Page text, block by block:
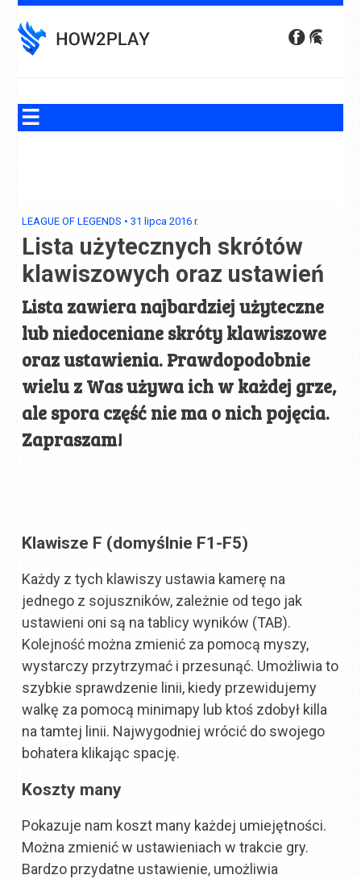
to
content
LEAGUE OF LEGENDS •31 lipca 2016 r.
Lista użytecznych skrótów
klawiszowych oraz ustawień
Lista zawiera najbardziej użyteczne
lub niedoceniane skróty klawiszowe
oraz ustawienia. Prawdopodobnie
wielu z Was używa ich w każdej grze,
ale spora część nie ma o nich pojęcia.
Zapraszam!
Klawisze F (domyślnie F1-F5)
Każdy z tych klawiszy ustawia kamerę na
jednego z sojuszników, zależnie od tego jak
ustawieni oni są na tablicy wyników (TAB).
Kolejność można zmienić za pomocą myszy,
wystarczy przytrzymać i przesunąć. Umożliwia to
szybkie sprawdzenie linii, kiedy przewidujemy
walkę za pomocą minimapy lub ktoś zdobył killa
na tamtej linii. Najwygodniej wrócić do swojego
bohatera klikając spację.
Koszty many
Pokazuje nam koszt many każdej umiejętności.
Można zmienić w ustawieniach w trakcie gry.
Bardzo przydatne ustawienie, umożliwia